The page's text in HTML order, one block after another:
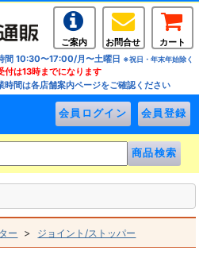
ご案内 お問合せ
カート
間 10:30〜17:00/月〜土曜日 ※祝日・年末年始除く
付は13時までになります
時間は各店舗案内ページをご確認ください
ー > ジョイント/ストッパー